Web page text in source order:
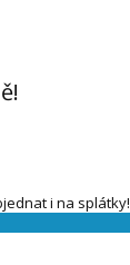
i na splátky!